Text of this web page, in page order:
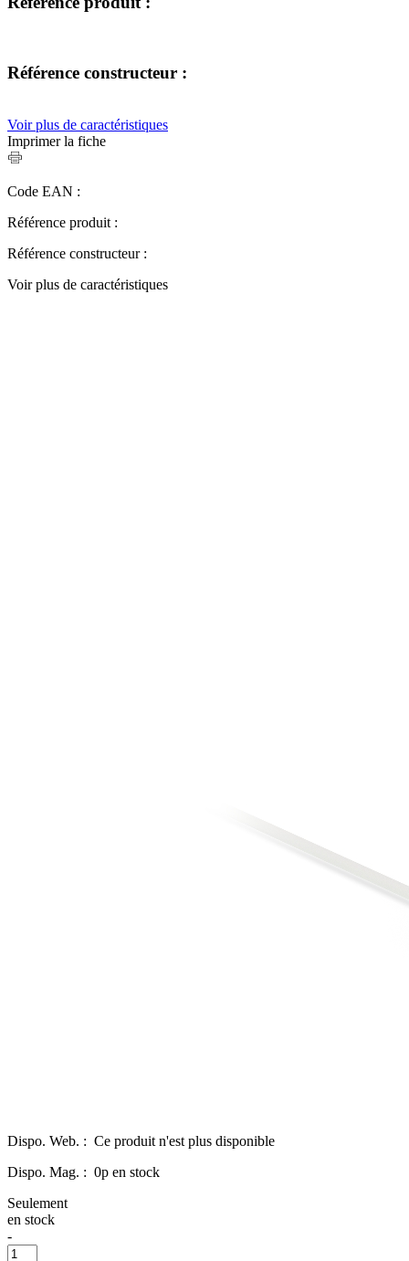
Référence constructeur :
Voir plus de caractéristiques
Imprimer la fiche
Code EAN :
Référence produit :
Référence constructeur :
Voir plus de caractéristiques
Dispo. Web. : Ce produit n'est plus disponible
Dispo. Mag. : 0p en stock
Seulement
en stock
-